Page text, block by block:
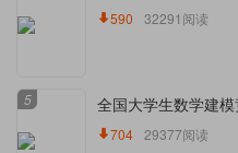
590 32291阅读
5 全国大学生数学建
704 29377阅读